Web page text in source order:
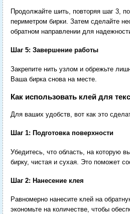
Продолжайте шить, повторяя шаг 3,
периметром бирки. Затем сделайте
обратном направлении для
Шаг 5: Завершение работы
Закрепите нить узлом и обрежьте
Ваша бирка снова на месте.
Как использовать клей для
Для ваших удобств, вот как это
Шаг 1: Подготовка поверхности
Убедитесь, что область, на которую
бирку, чистая и сухая. Это поможет
Шаг 2: Нанесение клея
Равномерно нанесите клей на
экономьте на количестве, чтобы